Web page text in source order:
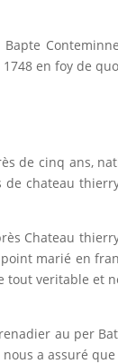
en foy de
de cinq ans,
chateau
Chateau
marié en
tout veritable et
au per
a assuré